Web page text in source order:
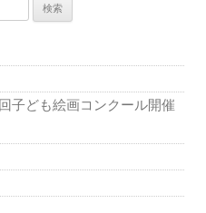
子ども絵画コンクール開催